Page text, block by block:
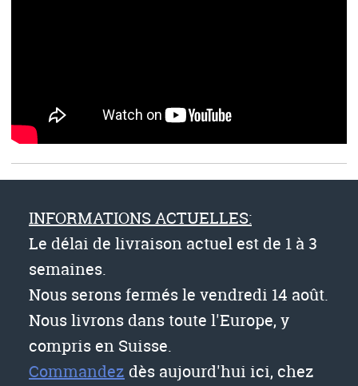
INFORMATIONS ACTUELLES:
Le délai de livraison actuel est de 1 à 3
semaines.
Nous serons fermés le vendredi 14 août.
Nous livrons dans toute l'Europe, y
compris en Suisse.
Commandez dès aujourd'hui ici, chez